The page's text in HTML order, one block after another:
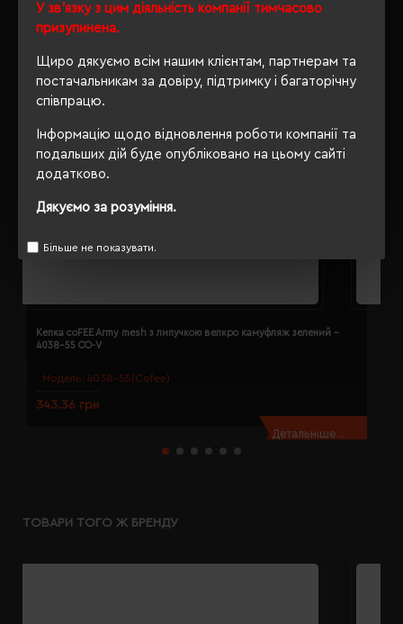
У зв'язку з цим діяльність компанії тимчасово
призупинена.
Щиро дякуємо всім нашим клієнтам, партнерам та
постачальникам за довіру, підтримку і багаторічну
співпрацю.
Інформацію щодо відновлення роботи компанії та
подальших дій буде опубліковано на цьому сайті
додатково.
Дякуємо за розуміння.
Більше не показувати.
Модель: 4038-55(Cofee)
Кепка coFEE Army mesh з липучкою велкро камуфляж зелений -
4038-55 CO-V
343.36 грн
Детальніше...
ТОВАРИ ТОГО Ж БРЕНДУ